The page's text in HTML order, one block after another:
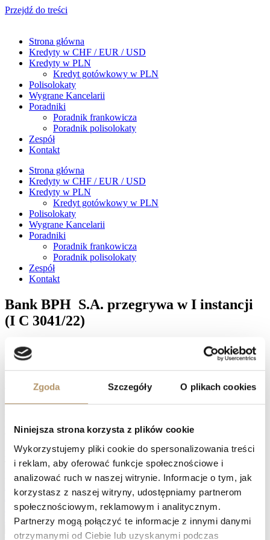
Zgoda Szczegóły O plikach cookies
Niniejsza strona korzysta z plików cookie
Wykorzystujemy pliki cookie do spersonalizowania treści
i reklam, aby oferować funkcje społecznościowe i
analizować ruch w naszej witrynie. Informacje o tym, jak
korzystasz z naszej witryny, udostępniamy partnerom
społecznościowym, reklamowym i analitycznym.
Partnerzy mogą połączyć te informacje z innymi danymi
otrzymanymi od Ciebie lub uzyskanymi podczas
Przejdź do treści
Strona główna
Kredyty w CHF / EUR / USD
Kredyty w PLN
Kredyt gotówkowy w PLN
Polisolokaty
Wygrane Kancelarii
Poradniki
Poradnik frankowicza
Poradnik polisolokaty
Zespół
Kontakt
Strona główna
Kredyty w CHF / EUR / USD
Kredyty w PLN
Kredyt gotówkowy w PLN
Polisolokaty
Wygrane Kancelarii
Poradniki
Poradnik frankowicza
Poradnik polisolokaty
Zespół
Kontakt
Bank BPH S.A. przegrywa w I instancji
(I C 3041/22)
Sąd Okręgowy w Gdańsku, w osobie Sędziego Michała Janka,
ustalił nieważność umowy kredytu łączącej Klientów naszej
Kancelarii z Bankiem BPH. Sąd zasądził na rzecz naszych
wykonywania nieważnej umowy kredytu, wraz z ustawowymi
otrzymają, gdy tylko wyrok stanie się prawomocny.
Facebook
Twitter
LinkedIn
mBank S.A. przegrywa w obu instancjach! (XV C 1133/21, I
ACa 1682/23)
Sąd Okręgowy w Gdańsku: umowa kredytu z BNP Paribas Bank
Polska S.A. nieważna (XV C 251/22)Następny